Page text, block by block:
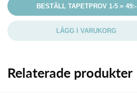
BESTÄLL TAPETPROV 1-5 = 49:-
LÄGG I VARUKORG
Relaterade produkter